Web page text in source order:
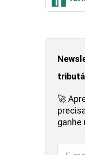
🚀
ganhe